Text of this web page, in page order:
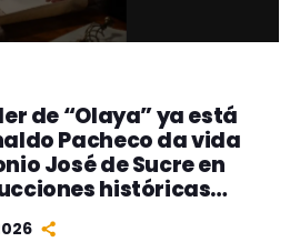
de “Olaya” ya está
Pacheco da vida
José de Sucre en
históricas
cine peruano